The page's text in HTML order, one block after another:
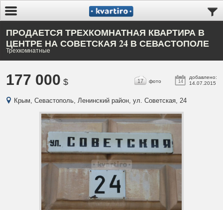
ПРОДАЕТСЯ ТРЕХКОМНАТНАЯ КВАРТИРА В
ЦЕНТРЕ НА СОВЕТСКАЯ 24 В СЕВАСТОПОЛЕ
Трехкомнатные
177 000 $ 14
добавлено:
14.07.2015
17 фото
Крым, Севастополь, Ленинский район, ул. Советская, 24